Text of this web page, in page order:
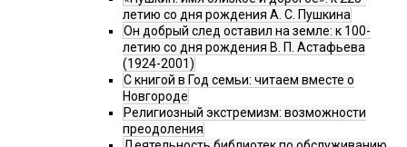
летию со дня рождения А. С. Пушкина
Он добрый след оставил на земле: к 100-
летию со дня рождения В. П. Астафьева
(1924-2001)
С книгой в Год семьи: читаем вместе о
Новгороде
Религиозный экстремизм: возможности
преодоления